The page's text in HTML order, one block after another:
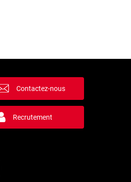
Contactez-nous
Recrutement